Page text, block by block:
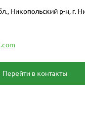
Никопольский р-н, г.
Перейти в контакты